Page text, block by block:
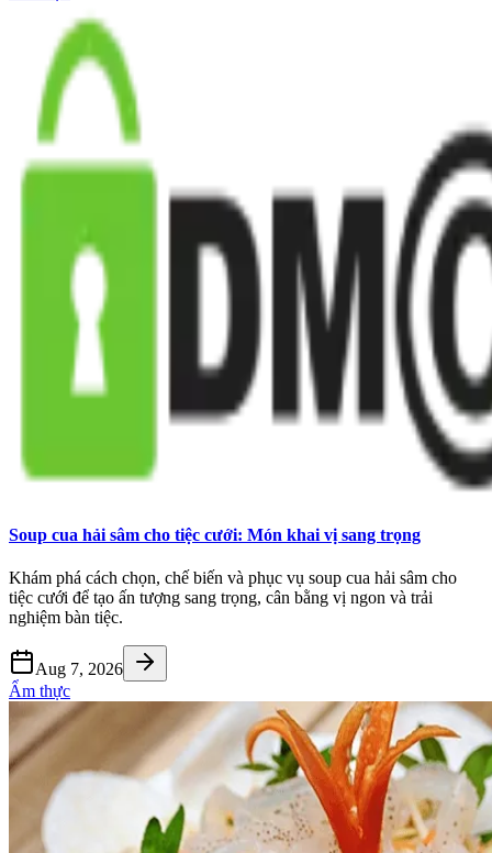
Soup cua hải sâm cho tiệc cưới: Món khai vị sang trọng
Khám phá cách chọn, chế biến và phục vụ soup cua hải sâm cho
tiệc cưới để tạo ấn tượng sang trọng, cân bằng vị ngon và trải
nghiệm bàn tiệc.
Aug 7, 2026
Ẩm thực